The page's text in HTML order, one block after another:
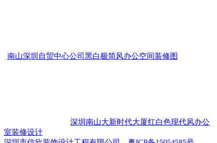
南山深圳自贸中心公司黑白极简风办公空间装修图
深圳南山大新时代大厦红白色现代风办公
室装修设计